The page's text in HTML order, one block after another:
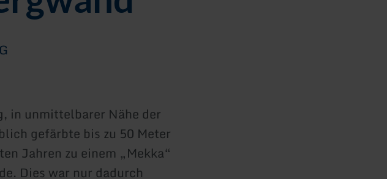
in unmittelbarer Nähe der
gefärbte bis zu 50 Meter
Jahren zu einem „Mekka“
Dies war nur dadurch